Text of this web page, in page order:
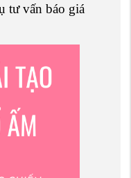
tư vấn báo giá